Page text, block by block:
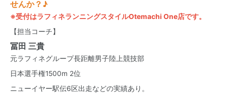
せんか？♪
※受付はラフィネランニングスタイルOtemachi One店です。
【担当コーチ】
冨田 三貴
元ラフィネグループ長距離男子陸上競技部
日本選手権1500m 2位
ニューイヤー駅伝6区出走などの実績あり。